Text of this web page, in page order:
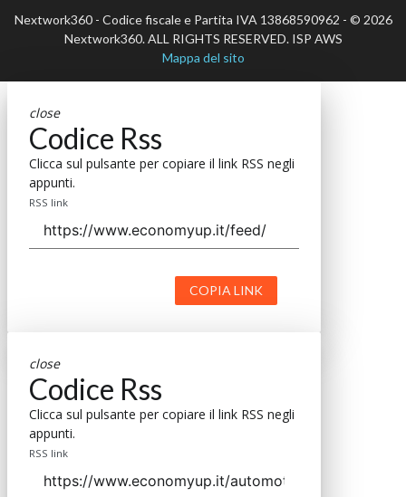
Nextwork360 - Codice fiscale e Partita IVA 13868590962 - © 2026
Nextwork360. ALL RIGHTS RESERVED. ISP AWS
Mappa del sito
close
Codice Rss
Clicca sul pulsante per copiare il link RSS negli
appunti.
RSS link
COPIA LINK
close
Codice Rss
Clicca sul pulsante per copiare il link RSS negli
appunti.
RSS link